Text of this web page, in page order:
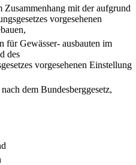
Zusammenhang mit der aufgrund
vorgesehenen
für Gewässer- ausbauten im
des
vorgesehenen Einstellung
dem Bundesberggesetz,